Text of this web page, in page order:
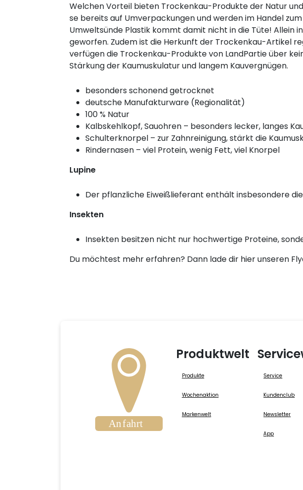
Welchen Vorteil bieten Trockenkau-Produkte der Natur
se bereits auf Umverpackungen und werden im Handel
Umweltsünde Plastik kommt damit nicht in die Tüte! Allein
geworfen. Zudem ist die Herkunft der Trockenkau-Artikel
verfügen die Trockenkau-Produkte von LandPartie über
Stärkung der Kaumuskulatur und langem Kauvergnügen.
besonders schonend getrocknet
deutsche Manufakturware (Regionalität)
100 % Natur
Kalbskehlkopf, Sauohren – besonders lecker, langes
Schulterknorpel – zur Zahnreinigung, stärkt die
Rindernasen – viel Protein, wenig Fett, viel Knorpel
Lupine
Der pflanzliche Eiweißlieferant enthält insbesondere
Insekten
Insekten besitzen nicht nur hochwertige Proteine,
Du möchtest mehr erfahren? Dann lade dir hier unseren
Produktwelt
Produkte
Wochenaktion
Markenwelt
Service
Kundenclub
Newsletter
App